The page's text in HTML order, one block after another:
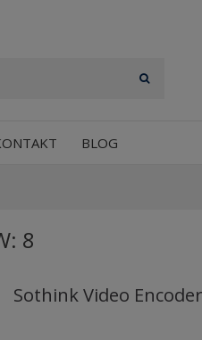
BLOG
8
Sothink Video